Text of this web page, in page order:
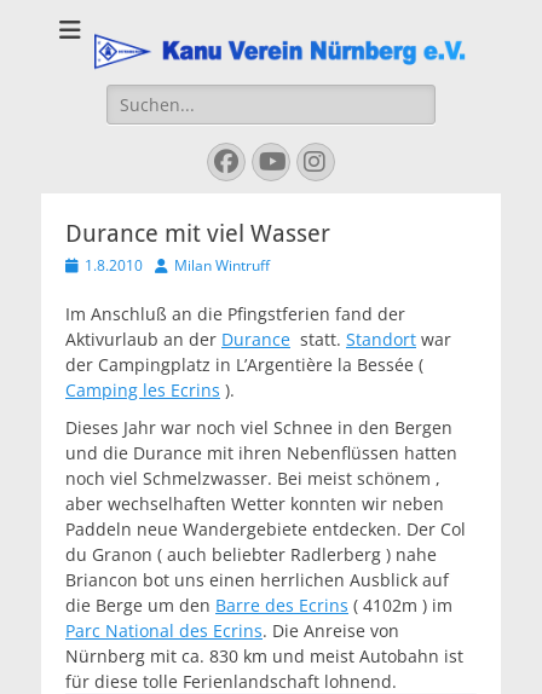
Kanu Verein
Nuernberg
Suchen
nach:
Facebook
YouTube
Instagram
Durance mit viel Wasser
Veröffentlicht
1.8.2010 AutorMilan Wintruff
Im Anschluß an die Pfingstferien fand der
Aktivurlaub an der Durance statt. Standort war
der Campingplatz in L’Argentière la Bessée (
Camping les Ecrins ).
Dieses Jahr war noch viel Schnee in den Bergen
und die Durance mit ihren Nebenflüssen hatten
noch viel Schmelzwasser. Bei meist schönem ,
aber wechselhaften Wetter konnten wir neben
Paddeln neue Wandergebiete entdecken. Der Col
du Granon ( auch beliebter Radlerberg ) nahe
Briancon bot uns einen herrlichen Ausblick auf
die Berge um den Barre des Ecrins ( 4102m ) im
Parc National des Ecrins. Die Anreise von
Nürnberg mit ca. 830 km und meist Autobahn ist
für diese tolle Ferienlandschaft lohnend.